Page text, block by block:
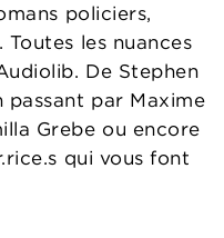
policiers,
les nuances
De Stephen
passant par Maxime
Grebe ou encore
qui vous font